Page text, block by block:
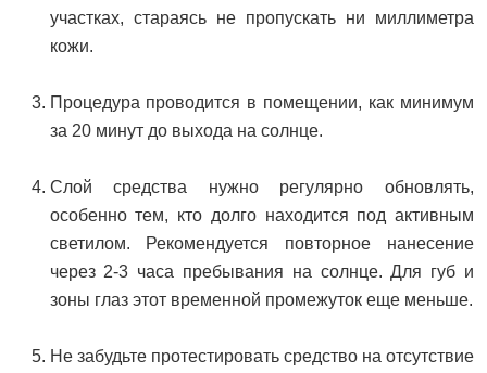
участках, стараясь не пропускать ни миллиметра
кожи.
Процедура проводится в помещении, как минимум
за 20 минут до выхода на солнце.
Слой средства нужно регулярно обновлять,
особенно тем, кто долго находится под активным
светилом. Рекомендуется повторное нанесение
через 2-3 часа пребывания на солнце. Для губ и
зоны глаз этот временной промежуток еще меньше.
Не забудьте протестировать средство на отсутствие